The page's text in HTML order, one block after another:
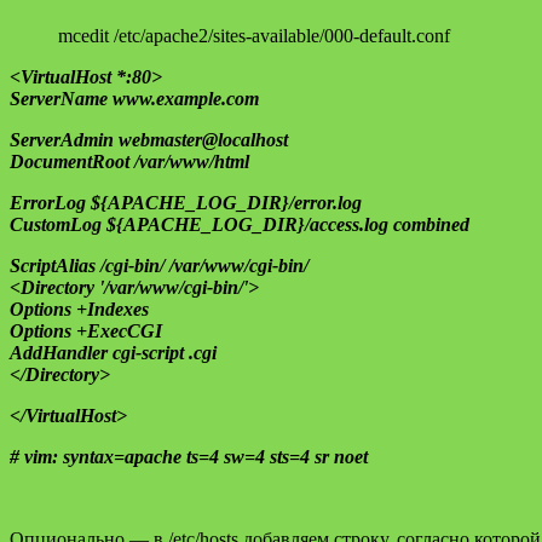
mcedit /etc/apache2/sites-available/000-default.conf
<VirtualHost *:80>
ServerName www.example.com
ServerAdmin webmaster@localhost
DocumentRoot /var/www/html
ErrorLog ${APACHE_LOG_DIR}/error.log
CustomLog ${APACHE_LOG_DIR}/access.log combined
ScriptAlias /cgi-bin/ /var/www/cgi-bin/
<Directory '/var/www/cgi-bin/'>
Options +Indexes
Options +ExecCGI
AddHandler cgi-script .cgi
</Directory>
</VirtualHost>
# vim: syntax=apache ts=4 sw=4 sts=4 sr noet